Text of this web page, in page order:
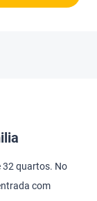
32 quartos. No
com